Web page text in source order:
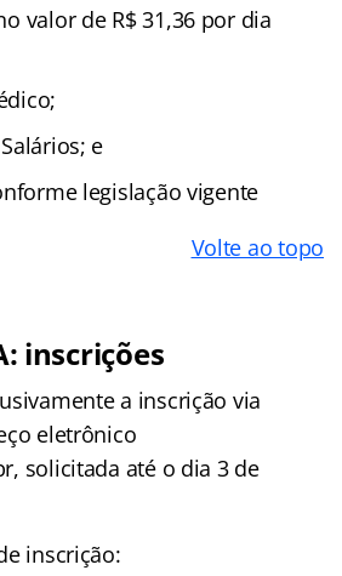
valor de R$ 31,36 por dia
e
legislação vigente
Volte ao topo
: inscrições
a inscrição via
eletrônico
solicitada até o dia 3 de
inscrição: